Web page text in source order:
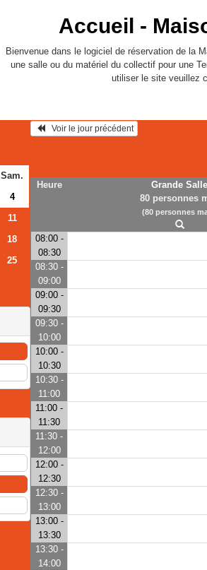
Accueil -
Bienvenue dans le logiciel de réservation de la
une salle ou du matériel du collectif pour une
utiliser le site veuillez
Sam.
4
11
18
25
   Voir le jour précédent
Heure
Grande Salle
80 personnes
(80 personnes
08:00 -
08:30
08:30 -
09:00
09:00 -
09:30
09:30 -
10:00
10:00 -
10:30
10:30 -
11:00
11:00 -
11:30
11:30 -
12:00
12:00 -
12:30
12:30 -
13:00
13:00 -
13:30
13:30 -
14:00